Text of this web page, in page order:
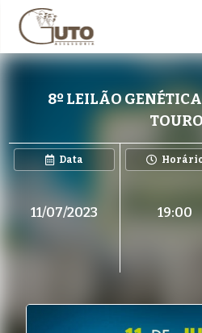
8º LEILÃO
Data
11/07/2023 19:00